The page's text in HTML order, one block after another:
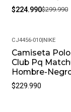
productos
• Peso del
$224.990$299.990
CJ4456-010|NIKE
Camiseta
Club Pq
Hombre-
$229.990